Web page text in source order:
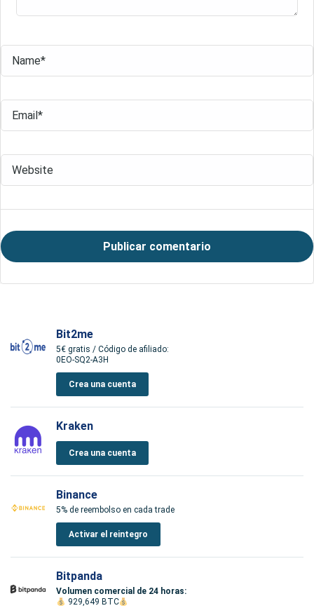
Bit2me
5€ gratis / Código de afiliado:
0EO-SQ2-A3H
Crea una cuenta
Kraken
Crea una cuenta
Binance
5% de reembolso en cada trade
Activar el reintegro
Bitpanda
Volumen comercial de 24 horas:
929,649 BTC